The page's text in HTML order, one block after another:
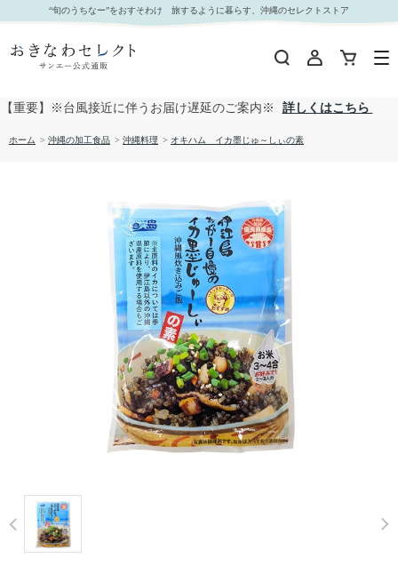
オキハム イカ墨じゅ～しぃの素｜おきなわセレクト サンエー公式通販
“旬のうちなー”をおすそわけ 旅するように暮らす、沖縄のセレクトストア
【重要】※台風接近に伴うお届け遅延のご案内※ 詳しくはこちら
ホーム > 沖縄の加工食品 > 沖縄料理 > オキハム イカ墨じゅ～しぃの素
Prev